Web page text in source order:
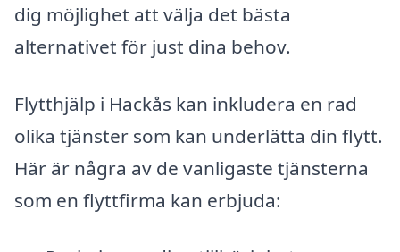
dig möjlighet att välja det bästa
alternativet för just dina behov.
Flytthjälp i Hackås kan inkludera en rad
olika tjänster som kan underlätta din flytt.
Här är några av de vanligaste tjänsterna
som en flyttfirma kan erbjuda: